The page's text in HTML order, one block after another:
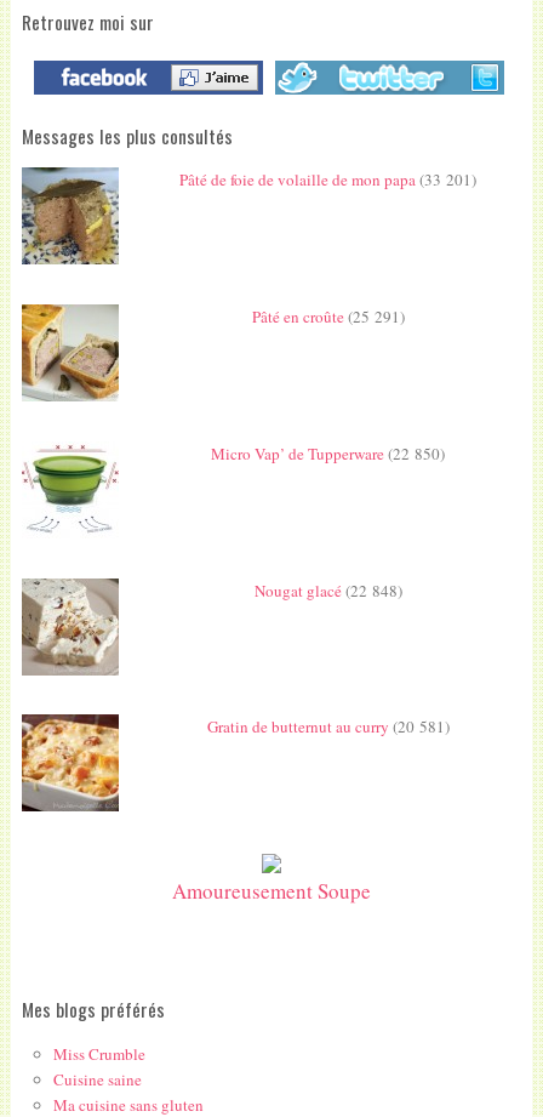
Retrouvez moi sur
Messages les plus consultés
Pâté de foie de volaille de mon papa(33 201)
Pâté en croûte(25 291)
Micro Vap’ de Tupperware(22 850)
Nougat glacé(22 848)
Gratin de butternut au curry (20 581)
Amoureusement Soupe
Mes blogs préférés
Miss Crumble
Cuisine saine
Ma cuisine sans gluten